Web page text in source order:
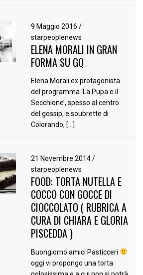
9 Maggio 2016 /
starpeoplenews
ELENA MORALI IN GRAN
FORMA SU GQ
Elena Morali ex protagonista
del programma ‘La Pupa e il
Secchione’, spesso al centro
del gossip, e soubrette di
Colorando, […]
21 Novembre 2014/
starpeoplenews
FOOD: TORTA NUTELLA E
COCCO CON GOCCE DI
CIOCCOLATO ( RUBRICA A
CURA DI CHIARA E GLORIA
PISCEDDA )
Buongiorno amici Pasticceri
oggi vi propongo una torta